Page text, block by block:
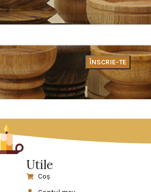
Utile
Coş